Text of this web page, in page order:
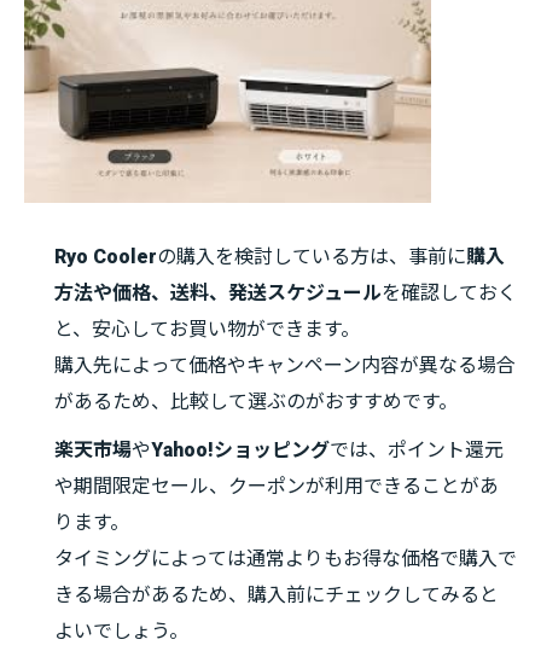
Ryo Coolerの購入を検討している方は、事前に購入
方法や価格、送料、発送スケジュールを確認しておく
と、安心してお買い物ができます。
購入先によって価格やキャンペーン内容が異なる場合
があるため、比較して選ぶのがおすすめです。
楽天市場やYahoo!ショッピングでは、ポイント還元
や期間限定セール、クーポンが利用できることがあ
ります。
タイミングによっては通常よりもお得な価格で購入で
きる場合があるため、購入前にチェックしてみると
よいでしょう。